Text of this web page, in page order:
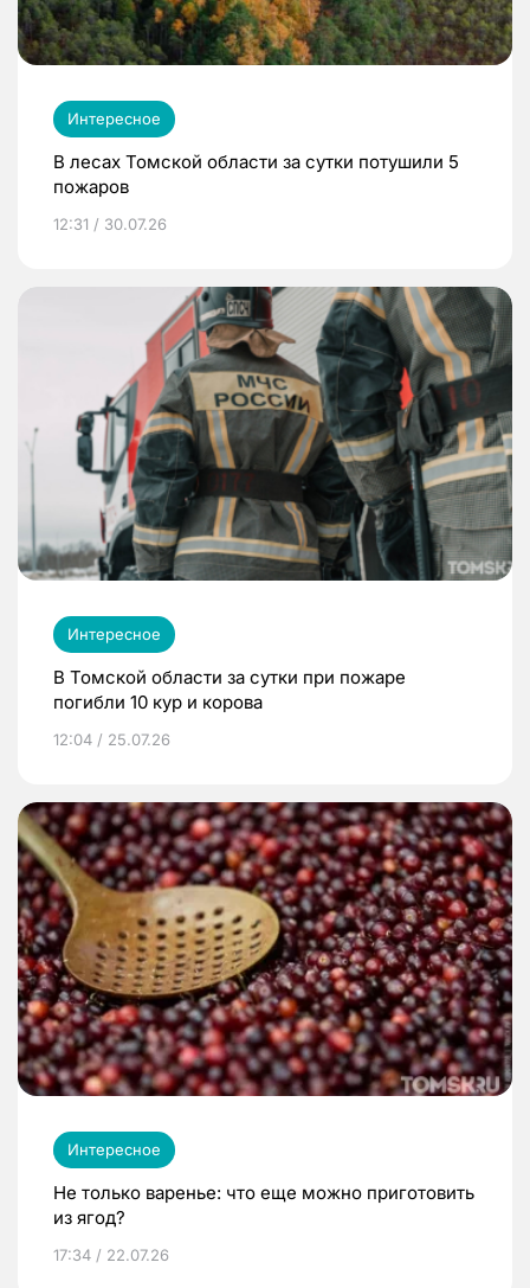
Интересное
В лесах Томской области за сутки потушили 5
пожаров
12:31 / 30.07.26
Интересное
В Томской области за сутки при пожаре
погибли 10 кур и корова
12:04 / 25.07.26
Интересное
Не только варенье: что еще можно приготовить
из ягод?
17:34 / 22.07.26